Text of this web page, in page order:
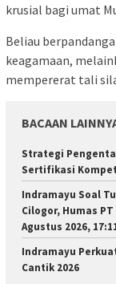
krusial bagi umat
Beliau
keagamaan,
mempererat tali
BACAAN
Strategi
Sertifikasi
Indramayu Soal
Cilogor, Humas
Agustus 2026,
Indramayu
Cantik 2026